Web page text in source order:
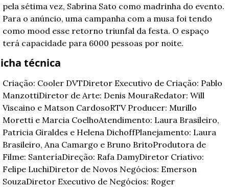
pela sétima vez, Sabrina Sato como madrinha do evento.
Para o anúncio, uma campanha com a musa foi tendo
como mood esse retorno triunfal da festa. O espaço
terá capacidade para 6000 pessoas por noite.
técnica
Criação: Cooler DVTDiretor Executivo de Criação: Pablo
ManzottiDiretor de Arte: Denis MouraRedator: Will
Viscaino e Matson CardosoRTV Producer: Murillo
Moretti e Marcia CoelhoAtendimento: Laura Brasileiro,
Patricia Giraldes e Helena DichoffPlanejamento: Laura
Brasileiro, Ana Camargo e Bruno BritoProdutora de
Filme: SanteríaDireção: Rafa DamyDiretor Criativo:
Felipe LuchiDiretor de Novos Negócios: Emerson
SouzaDiretor Executivo de Negócios: Roger